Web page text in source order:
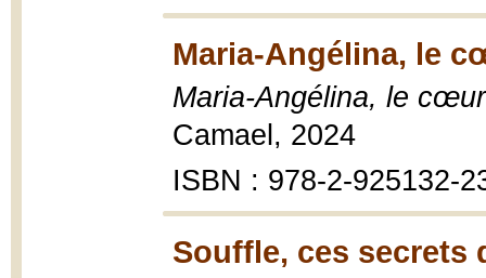
Maria-Angélina, le
Maria-Angélina, le
Camael, 2024
ISBN : 978-2-925132-
Souffle, ces secrets